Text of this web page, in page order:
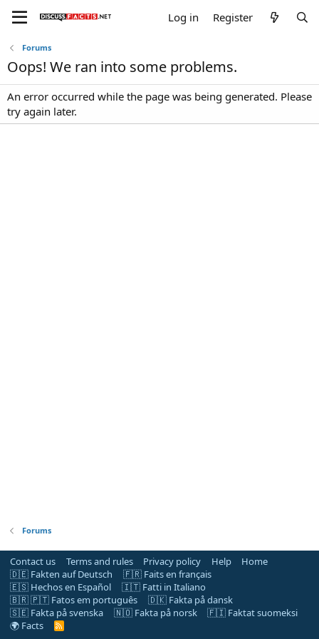
Log in Register
Forums
Oops! We ran into some problems.
An error occurred while the page was being generated. Please
try again later.
Forums
Contact us Terms and rules Privacy policy Help
Home
🇩🇪 Fakten auf Deutsch
🇫🇷 Faits en français
🇪🇸 Hechos en Español
🇮🇹 Fatti in Italiano
🇧🇷 🇵🇹 Fatos em português
🇩🇰 Fakta på dansk
🇸🇪 Fakta på svenska
🇳🇴 Fakta på norsk
🇫🇮 Faktat suomeksi
🌍 Facts
R